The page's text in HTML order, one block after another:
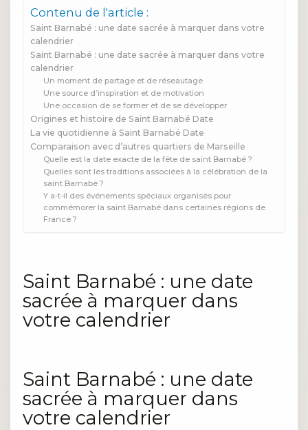
Contenu de l'article :
Saint Barnabé : une date sacrée à marquer dans votre
calendrier
Saint Barnabé : une date sacrée à marquer dans votre
calendrier
Un moment de partage et de réseautage
Une source d’inspiration et de motivation
Une occasion de se former et de se développer
Origines et histoire de Saint Barnabé Date
La vie quotidienne à Saint Barnabé Date
Comparaison avec d’autres quartiers de Marseille
Quelle est la date exacte de la fête de saint Barnabé ?
Quelles sont les traditions associées à la célébration de la
saint Barnabé ?
Y a-t-il des événements spéciaux organisés pour
commémorer la saint Barnabé dans certaines régions de
France ?
Saint Barnabé : une date
sacrée à marquer dans
votre calendrier
Saint Barnabé : une date
sacrée à marquer dans
votre calendrier